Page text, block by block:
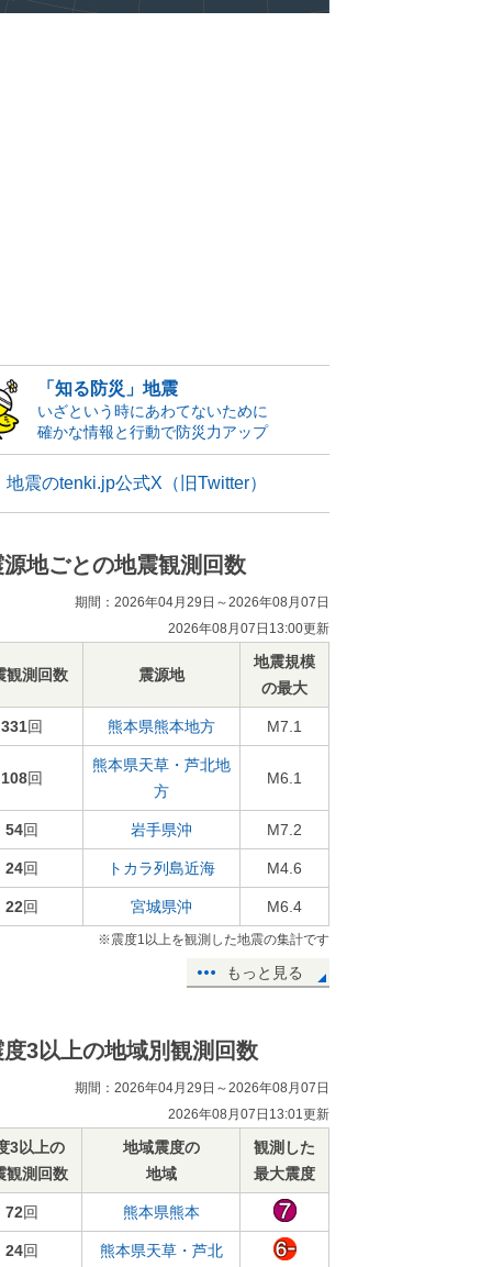
「知る防災」地震
いざという時にあわてないために
確かな情報と行動で防災力アップ
地震のtenki.jp公式X（旧Twitter）
源地ごとの地震観測回数
期間：2026年04月29日～2026年08月07日
2026年08月07日13:00更新
観測回数 震源地
地震規模
の最大
331回 熊本県熊本地方 M7.1
108回
熊本県天草・芦北地
方
M6.1
54回 岩手県沖 M7.2
24回 トカラ列島近海 M4.6
22回 宮城県沖 M6.4
※震度1以上を観測した地震の集計です
もっと見る
度3以上の地域別観測回数
期間：2026年04月29日～2026年08月07日
2026年08月07日13:01更新
3以上の
観測回数
地域震度の
地域
観測した
最大震度
72回 熊本県熊本
24回 熊本県天草・芦北